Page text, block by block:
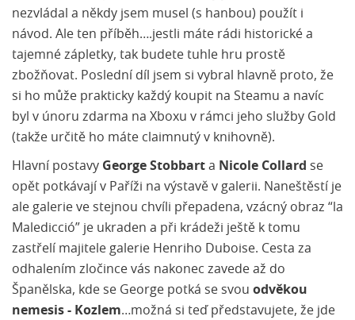
nezvládal a někdy jsem musel (s hanbou) použít i
návod. Ale ten příběh….jestli máte rádi historické a
tajemné zápletky, tak budete tuhle hru prostě
zbožňovat. Poslední díl jsem si vybral hlavně proto, že
si ho může prakticky každý koupit na Steamu a navíc
byl v únoru zdarma na Xboxu v rámci jeho služby Gold
(takže určitě ho máte claimnutý v knihovně).
Hlavní postavy George Stobbart a Nicole Collard se
opět potkávají v Paříži na výstavě v galerii. Naneštěstí je
ale galerie ve stejnou chvíli přepadena, vzácný obraz “la
Maledicció” je ukraden a při krádeži ještě k tomu
zastřelí majitele galerie Henriho Duboise. Cesta za
odhalením zločince vás nakonec zavede až do
Španělska, kde se George potká se svou odvěkou
nemesis - Kozlem…možná si teď představujete, že jde